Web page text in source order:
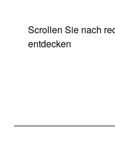
Scrollen Sie nach
entdecken